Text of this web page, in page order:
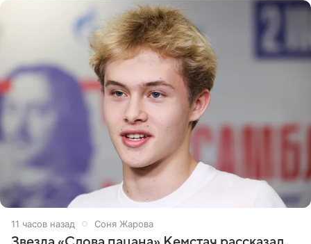
11 часов назад Соня Жарова